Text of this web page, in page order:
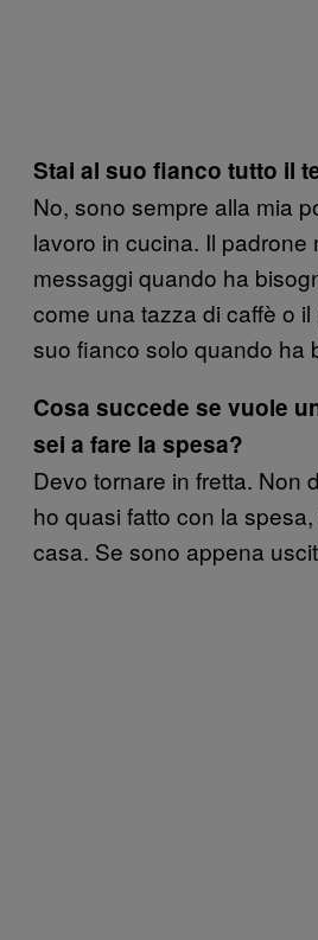
Stai al suo fianco tutto il
No, sono sempre alla mia
lavoro in cucina. Il padrone
messaggi quando ha
come una tazza di caffè o
suo fianco solo quando ha
Cosa succede se vuole
sei a fare la spesa?
Devo tornare in fretta. Non
ho quasi fatto con la
casa. Se sono appena